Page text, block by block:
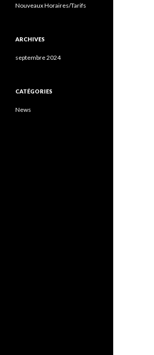
Nouveaux Horaires/Tarifs
ARCHIVES
septembre 2024
CATÉGORIES
News